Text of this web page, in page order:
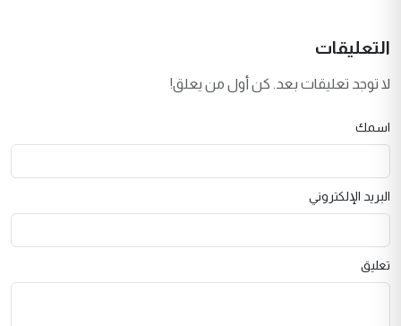
التعليقات
لا توجد تعليقات بعد. كن أول من يعلق!
اسمك
البريد الإلكتروني
تعليق